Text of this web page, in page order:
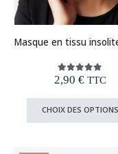
produit
plusieurs
variations.
Les
options
peuvent
5.00out of
2,90 € TTC
CHOIX DES OPTIONS